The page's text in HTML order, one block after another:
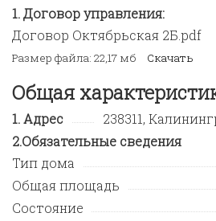
Договор управления:
Договор Октябрьская 2Б.pdf
Размер файла: 22,17 мб Скачать
Общая
Адрес
238311,
Обязательные сведения
Тип дома
Общая площадь
Состояние